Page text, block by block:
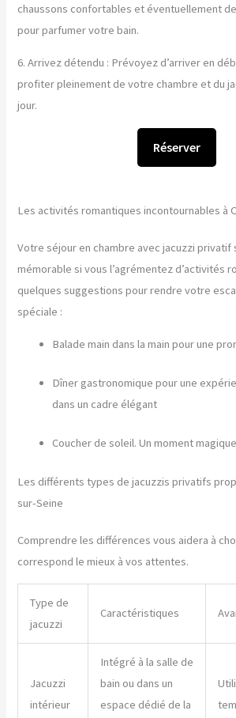
chaussons confortables et éventuellement
pour parfumer votre bain.
6. Arrivez détendu : Prévoyez d’arriver en
profiter pleinement de votre chambre et du
jour.
Réserver
Les activités romantiques incontournables à
Votre séjour en chambre avec jacuzzi privatif
mémorable si vous l’agrémentez d’activités
quelques suggestions pour rendre votre
spéciale :
Balade main dans la main pour une
Dîner gastronomique pour une
dans un cadre élégant
Coucher de soleil. Un moment
Les différents types de jacuzzis privatifs
sur-Seine
Comprendre les différences vous aidera à
correspond le mieux à vos attentes.
Type de
jacuzzi
Caractéristiques
Jacuzzi
intérieur
Intégré à la salle de
bain ou dans un
espace dédié de la